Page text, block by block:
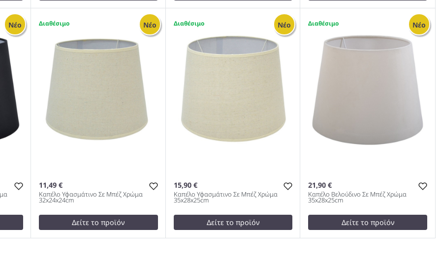
19,00 €
test False
Καπέλο Βελούδινο Σε Γκρί Χρώμα
32x24x24cm 1005
23,00 €
test False
Καπέλο Βελούδινο Σε Γκρί Χρώμα
35x28x25cm 1005
15,90 €
testFalse
Καπέλο Υφασμάτινο Σε Μαύρο
Χρώμα 38x15x27.5cm 1005
Νέο Νέο
11,49 €
Καπέλο Υφασμάτινο Σε Μπέζ Χρώμα
32x24x24cm
Δείτε το προϊόν
12,00 €
Νέο
15,90 €
Καπέλο Υφασμάτινο Σε Μπέζ Χρώμα
35x28x25cm
Δείτε το προϊόν
17,00 €
Νέο
21,90 €
Καπέλο Βελούδινο Σε Μπέζ Χρώμα
35x28x25cm
Δείτε το προϊόν
23,00 €